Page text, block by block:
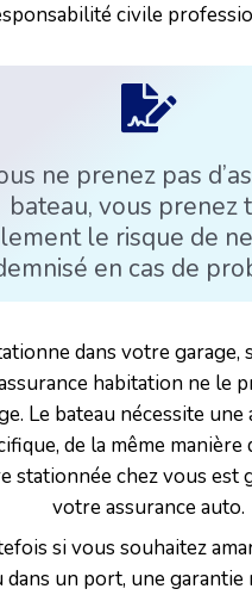
civile
ne prenez pas
bateau, vous prenez
le risque de
en cas de
dans votre garage,
habitation ne le
Le bateau nécessite une
de la même manière
stationnée chez vous est
votre assurance auto.
si vous souhaitez
dans un port, une garantie